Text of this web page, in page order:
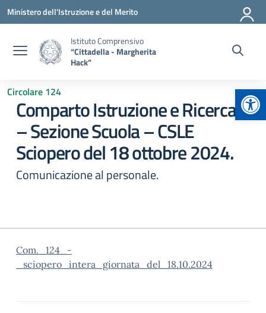
Vai ai contenuti
Vai al menu di navigazione
Vai al footer
Ministero dell'Istruzione e del Merito
Istituto Comprensivo
“Cittadella - Margherita
Hack”
Circolare 124
Comparto Istruzione e Ricerca
– Sezione Scuola – CSLE
Sciopero del 18 ottobre 2024.
Comunicazione al personale.
Com._124_-
_sciopero_intera_giornata_del_18.10.2024